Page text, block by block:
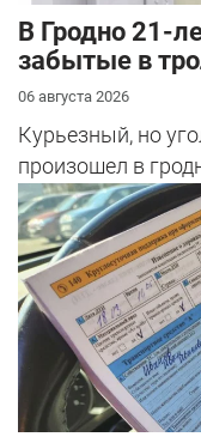
В Гродно 21-
забытые в
06 августа 2026
Курьезный, но
произошел в